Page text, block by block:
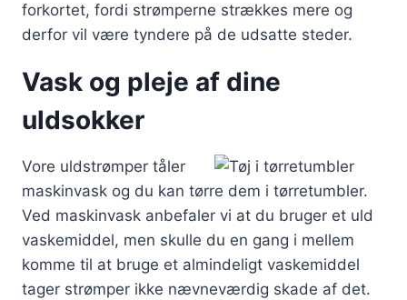
forkortet, fordi strømperne strækkes mere og
derfor vil være tyndere på de udsatte steder.
Vask og pleje af dine
uldsokker
Vore uldstrømper tåler
maskinvask og du kan tørre dem i tørretumbler.
Ved maskinvask anbefaler vi at du bruger et uld
vaskemiddel, men skulle du en gang i mellem
komme til at bruge et almindeligt vaskemiddel
tager strømper ikke nævneværdig skade af det.